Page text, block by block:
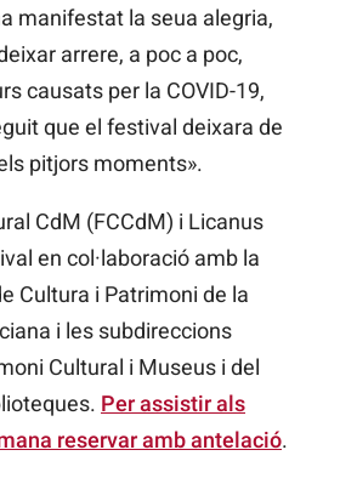
manifestat la seua alegria,
arrere, a poc a poc,
causats per la COVID-19,
que el festival deixara de
pitjors moments».
CdM (FCCdM) i Licanus
en col·laboració amb la
Cultura i Patrimoni de la
i les subdireccions
Cultural i Museus i del
Per assistir als
reservar amb antelació.